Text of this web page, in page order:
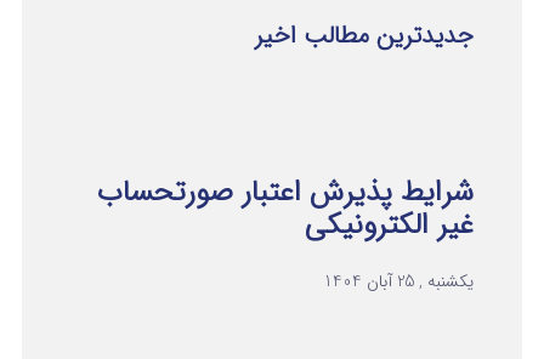
جدیدترین مطالب اخیر
شرایط پذیرش اعتبار صورتحساب
غیر الکترونیکی
یکشنبه , 25 آبان 1404